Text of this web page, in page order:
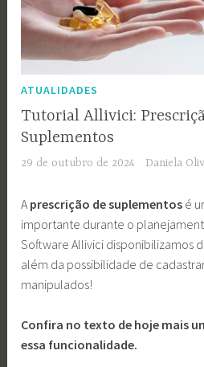
ATUALIDADES
Tutorial Allivici:
Suplementos
29 de outubro de 2024 Daniela
A prescrição de suplementos é
importante durante o
Software Allivici disponibilizamos
além da possibilidade de
manipulados!
Confira no texto de hoje mais
essa funcionalidade.